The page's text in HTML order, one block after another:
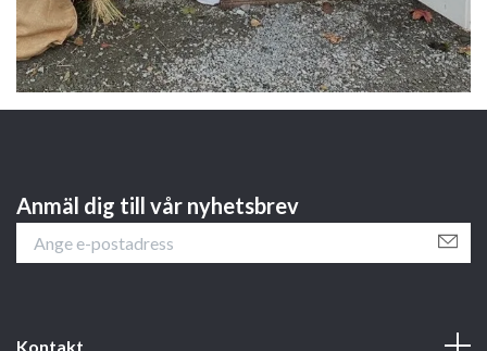
Anmäl dig till vår nyhetsbrev
Kontakt